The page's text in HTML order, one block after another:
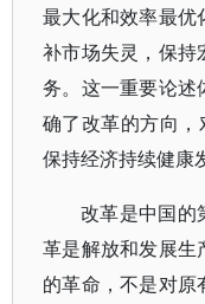
最大化和效率最优
补市场失灵，保持
务。这一重要论述
确了改革的方向，
保持经济持续健康
改革是中国的
革是解放和发展生
的革命，不是对